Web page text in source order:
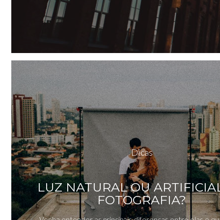
Dicas
LUZ NATURAL OU
FOTOGRAFIA?